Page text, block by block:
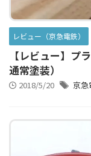
レビュー（京急電鉄）
【レビュー】プ
通常塗装）
2018/5/20 京急